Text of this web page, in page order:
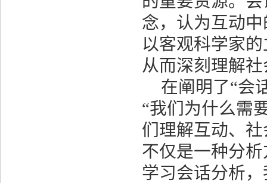
念，认为互动
以客观科学家
从而深刻理解
在阐明了“会
“我们为什么需
们理解互动、
不仅是一种分
学习会话分析